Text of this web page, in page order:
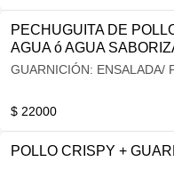
PECHUGUITA DE
AGUA ó AGUA
GUARNICIÓN: ENSALADA/
$ 22000
POLLO CRISPY +